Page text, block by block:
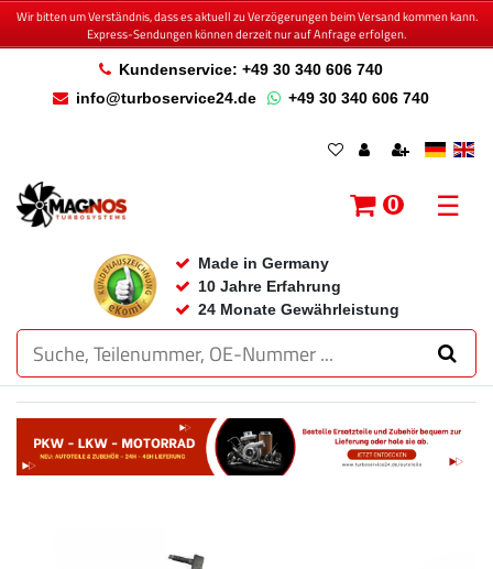
Wir bitten um Verständnis, dass es aktuell zu Verzögerungen beim Versand kommen kann.
Express-Sendungen können derzeit nur auf Anfrage erfolgen.
Kundenservice: +49 30 340 606 740
info@turboservice24.de
+49 30 340 606 740
Made in Germany
10 Jahre Erfahrung
24 Monate Gewährleistung
0 ☰